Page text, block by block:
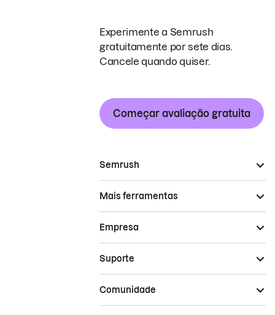
Experimente a Semrush
gratuitamente por sete dias.
Cancele quando quiser.
Começar avaliação gratuita
Semrush
Mais ferramentas
Empresa
Suporte
Comunidade